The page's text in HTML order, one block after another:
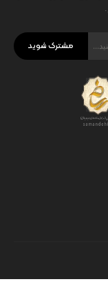
مشترک شوید